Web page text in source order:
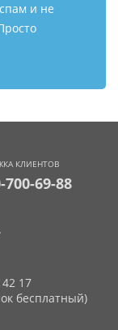
и не
КЛИЕНТОВ
700-69-88
42 17
бесплатный)